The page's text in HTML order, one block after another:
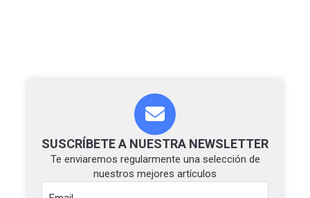
SUSCRÍBETE A NUESTRA NEWSLETTER
Te enviaremos regularmente una selección de
nuestros mejores artículos